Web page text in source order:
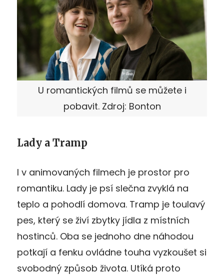
U romantických filmů se můžete i
pobavit. Zdroj: Bonton
Lady a Tramp
I v animovaných filmech je prostor pro
romantiku. Lady je psí slečna zvyklá na
teplo a pohodlí domova. Tramp je toulavý
pes, který se živí zbytky jídla z místních
hostinců. Oba se jednoho dne náhodou
potkají a fenku ovládne touha vyzkoušet si
svobodný způsob života. Utíká proto